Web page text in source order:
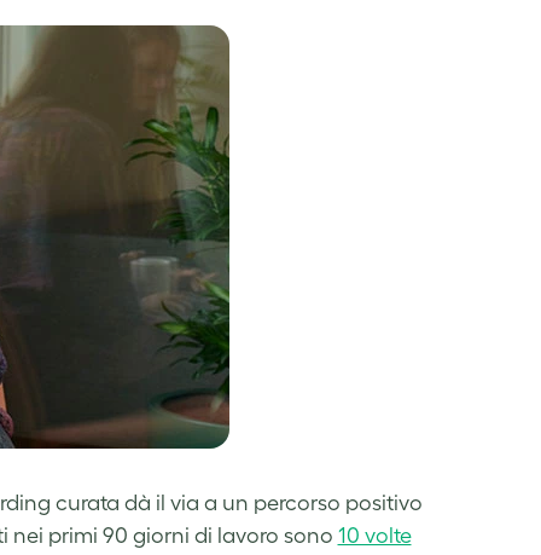
curata dà il via a un percorso positivo
primi 90 giorni di lavoro sono 10 volte